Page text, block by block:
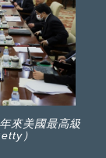
來美國最高級
）